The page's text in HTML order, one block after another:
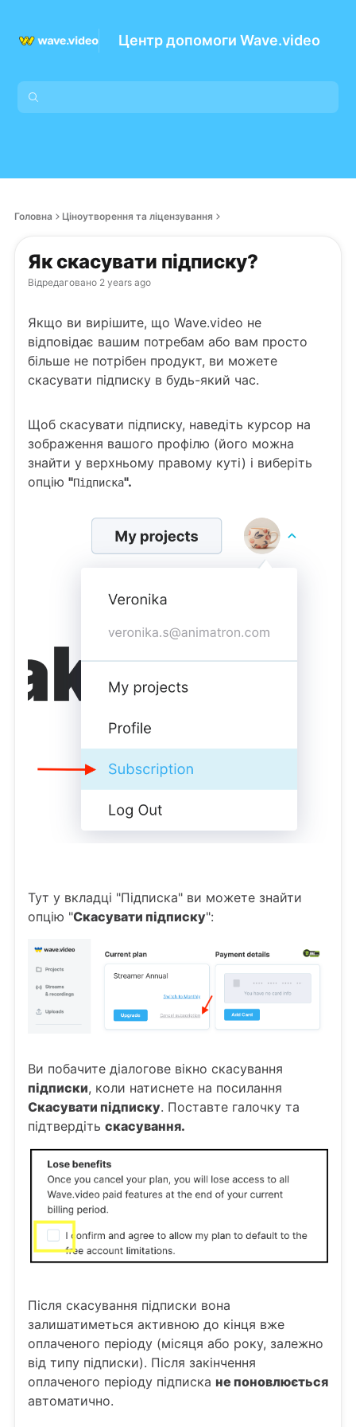
Центр допомоги Wave.video
Головна Ціноутворення та ліцензування
Як скасувати підписку?
Відредаговано 2 years ago
Якщо ви вирішите, що Wave.video не
відповідає вашим потребам або вам просто
більше не потрібен продукт, ви можете
скасувати підписку в будь-який час.
Щоб скасувати підписку, наведіть курсор на
зображення вашого профілю (його можна
знайти у верхньому правому куті) і виберіть
опцію "Підписка".
Тут у вкладці "Підписка" ви можете знайти
опцію "Скасувати підписку":
Ви побачите діалогове вікно скасування
підписки, коли натиснете на посилання
Скасувати підписку. Поставте галочку та
підтвердіть скасування.
Після скасування підписки вона
залишатиметься активною до кінця вже
оплаченого періоду (місяця або року, залежно
від типу підписки). Після закінчення
оплаченого періоду підписка не поновлюється
автоматично.